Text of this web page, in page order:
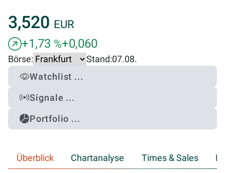
3,520 EUR
+1,73 %+0,060
Börse: Stand:07.08.
Watchlist ...
Signale ...
Portfolio ...
Überblick Chartanalyse Times & Sales